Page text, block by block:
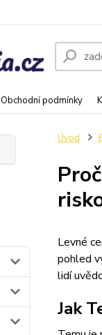
Obchodní podmínky
Úvod
Levné
pohled
lidí
Jak